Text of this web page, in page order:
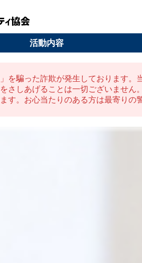
活動内容
を騙った詐欺が発生しております
さしあげることは一切ございませ
す。お心当たりのある方は最寄りの